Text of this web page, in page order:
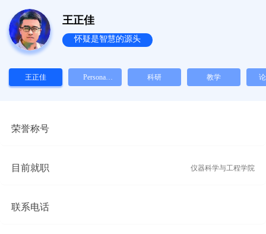
王正佳
怀疑是智慧的源头
王正佳 Personal 科研 教学
荣誉称号
目前就职 仪器科学与工程学院
联系电话